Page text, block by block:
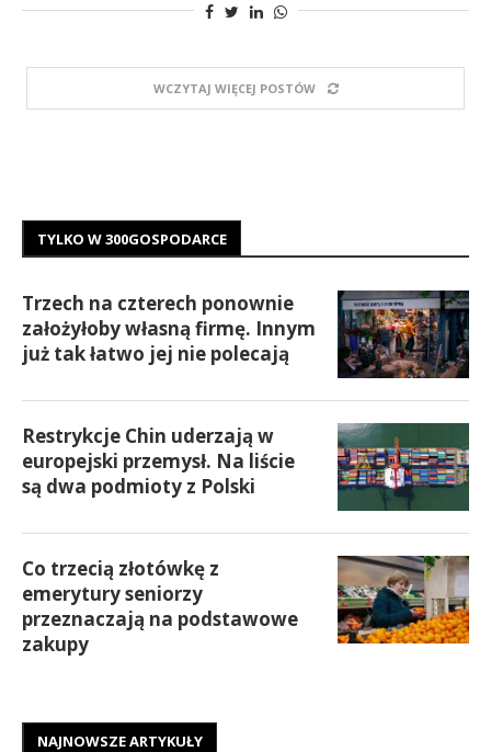
WCZYTAJ WIĘCEJ POSTÓW
TYLKO W 300GOSPODARCE
Trzech na czterech ponownie
założyłoby własną firmę. Innym
już tak łatwo jej nie polecają
Restrykcje Chin uderzają w
europejski przemysł. Na liście
są dwa podmioty z Polski
Co trzecią złotówkę z
emerytury seniorzy
przeznaczają na podstawowe
zakupy
NAJNOWSZE ARTYKUŁY